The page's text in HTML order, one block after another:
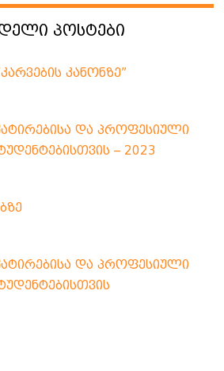
ᲞᲝᲡᲢᲔᲑᲘ
კანონზე”
და პროფესიული
– 2023
და პროფესიული